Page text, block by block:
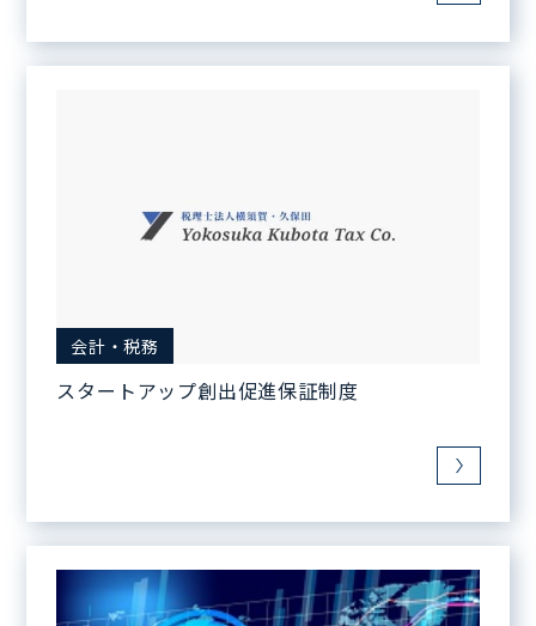
会計・税務
スタートアップ創出促進保証制度